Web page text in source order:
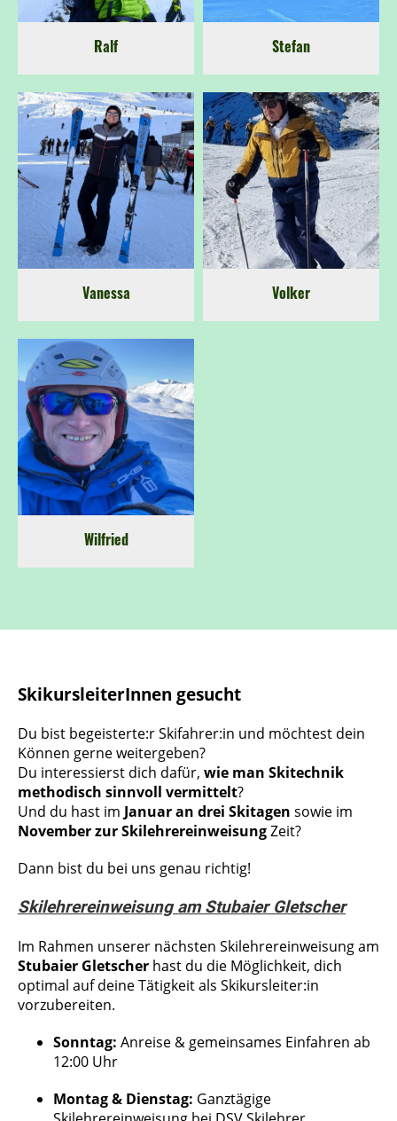
Ralf Stefan
Vanessa Volker
Wilfried
SkikursleiterInnen gesucht
Du bist begeisterte:r Skifahrer:in und möchtest dein
Können gerne weitergeben?
Du interessierst dich dafür, wie man Skitechnik
methodisch sinnvoll vermittelt?
Und du hast im Januar an drei Skitagen sowie im
November zur SkilehrereinweisungZeit?
Dann bist du bei uns genau richtig!
Skilehrereinweisung am Stubaier Gletscher
Im Rahmen unserer nächsten Skilehrereinweisung am
Stubaier Gletscher hast du die Möglichkeit, dich
optimal auf deine Tätigkeit als Skikursleiter:in
vorzubereiten.
Sonntag: Anreise & gemeinsames Einfahren ab
12:00 Uhr
Montag & Dienstag: Ganztägige